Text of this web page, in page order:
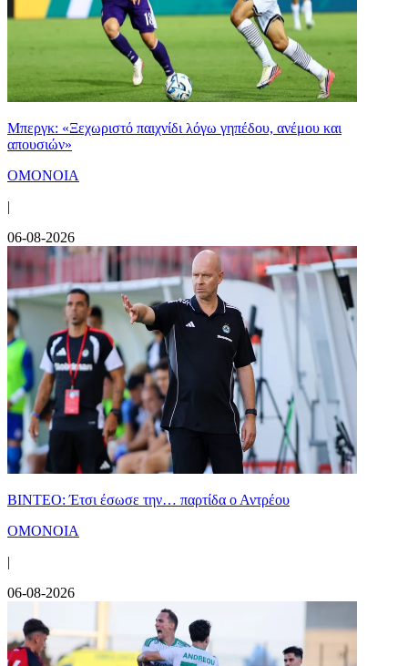
Μπεργκ: «Ξεχωριστό παιχνίδι λόγω γηπέδου, ανέμου και
απουσιών»
ΟΜΟΝΟΙΑ
|
06-08-2026
ΒΙΝΤΕΟ: Έτσι έσωσε την… παρτίδα ο Αντρέου
ΟΜΟΝΟΙΑ
|
06-08-2026